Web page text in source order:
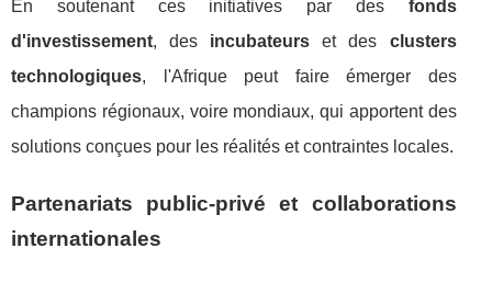
En soutenant ces initiatives par des fonds
d'investissement, des incubateurs et des clusters
technologiques, l'Afrique peut faire émerger des
champions régionaux, voire mondiaux, qui apportent des
solutions conçues pour les réalités et contraintes locales.
Partenariats public-privé et collaborations
internationales